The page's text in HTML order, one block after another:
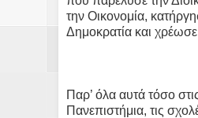
την Οικονομία,
Δημοκρατία και
Παρ’ όλα αυτά τόσο
Πανεπιστήμια, τις